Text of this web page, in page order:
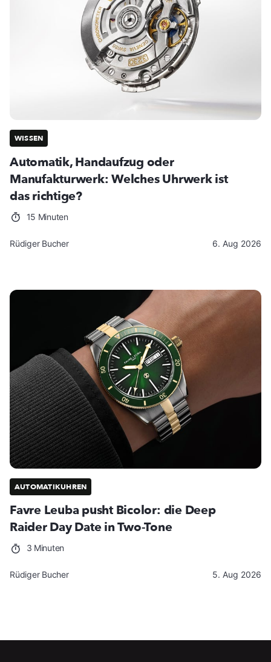
WISSEN
Automatik, Handaufzug oder
Manufakturwerk: Welches Uhrwerk ist
das richtige?
15 Minuten
Rüdiger Bucher 6. Aug 2026
AUTOMATIKUHREN
Favre Leuba pusht Bicolor: die Deep
Raider Day Date in Two-Tone
3 Minuten
Rüdiger Bucher 5. Aug 2026